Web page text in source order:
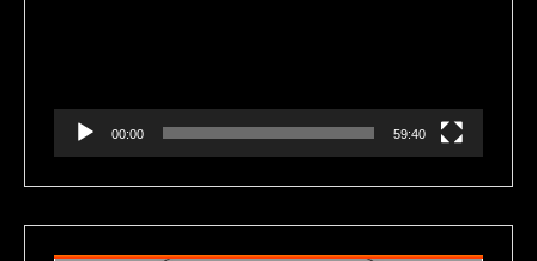
00:00 59:40